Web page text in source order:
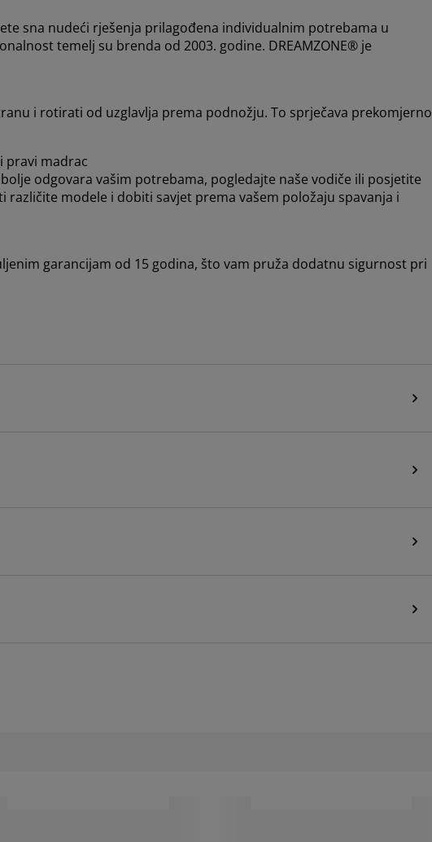
sna nudeći rješenja prilagođena individualnim potrebama u
temelj su brenda od 2003. godine. DREAMZONE® je
i rotirati od uzglavlja prema podnožju. To sprječava prekomjerno
pravi madrac
odgovara vašim potrebama, pogledajte naše vodiče ili posjetite
različite modele i dobiti savjet prema vašem položaju spavanja i
garancijam od 15 godina, što vam pruža dodatnu sigurnost pri